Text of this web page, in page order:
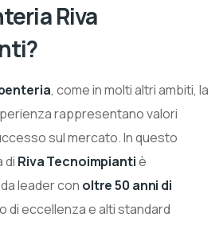
Riva
, come in molti altri ambiti, la
rappresentano valori
sul mercato. In questo
di Riva Tecnoimpiantiè
leader con oltre 50 anni di
di eccellenza e alti standard